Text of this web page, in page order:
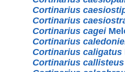
Cortinarius
Cortinarius
Cortinarius cagei
Cortinarius
Cortinarius caligatus
Cortinarius callisteus